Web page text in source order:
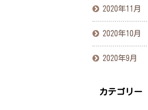
2020年11月
2020年10月
2020年9月
カテゴリー